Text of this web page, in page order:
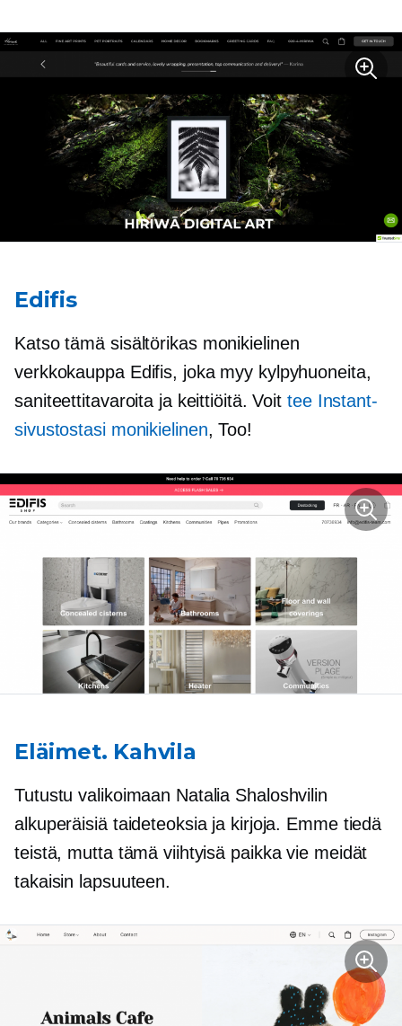
Edifis
Katso tämä sisältörikasmonikielinen
verkkokauppa Edifis, joka myy kylpyhuoneita,
saniteettitavaroita ja keittiöitä. Voit tee Instant-
sivustostasi monikielinen, Too!
Eläimet. Kahvila
Tutustu valikoimaan Natalia Shaloshvilin
alkuperäisiä taideteoksia ja kirjoja. Emme tiedä
teistä, mutta tämä viihtyisä paikka vie meidät
takaisin lapsuuteen.